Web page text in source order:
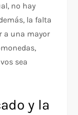
no hay
la falta
a una mayor
sea
y la